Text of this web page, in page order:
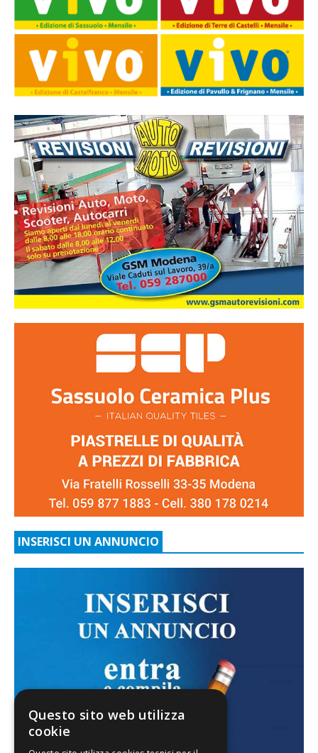
INSERISCI UN ANNUNCIO
Questo sito web utilizza
cookie